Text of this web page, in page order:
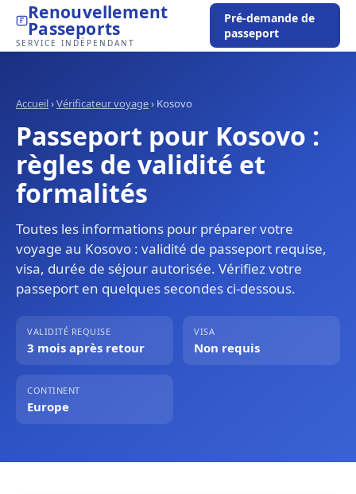
Renouvellement
Passeports
SERVICE INDÉPENDANT
Pré-demande de
passeport
Accueil›Vérificateur voyage› Kosovo
Passeport pour Kosovo :
règles de validité et
formalités
Toutes les informations pour préparer votre
voyage au Kosovo : validité de passeport requise,
visa, durée de séjour autorisée. Vérifiez votre
passeport en quelques secondes ci-dessous.
VALIDITÉ REQUISE
3 mois après retour
VISA
Non requis
CONTINENT
Europe